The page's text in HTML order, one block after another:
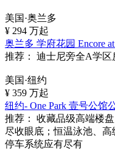
美国·奥兰多
¥ 294 万起
奥兰多 学府花园 Encore
推荐：
迪士尼旁全A学区
美国·纽约
¥ 359 万起
纽约- One Park 壹号公馆
推荐：
收藏品级高端楼
尽收眼底；恒温泳池、
停车系统应有尽有